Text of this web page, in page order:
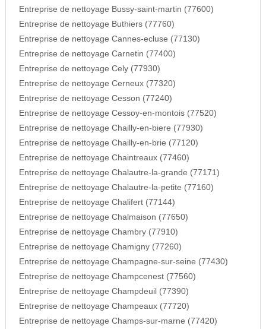
Entreprise de nettoyage Bussy-saint-martin (77600)
Entreprise de nettoyage Buthiers (77760)
Entreprise de nettoyage Cannes-ecluse (77130)
Entreprise de nettoyage Carnetin (77400)
Entreprise de nettoyage Cely (77930)
Entreprise de nettoyage Cerneux (77320)
Entreprise de nettoyage Cesson (77240)
Entreprise de nettoyage Cessoy-en-montois (77520)
Entreprise de nettoyage Chailly-en-biere (77930)
Entreprise de nettoyage Chailly-en-brie (77120)
Entreprise de nettoyage Chaintreaux (77460)
Entreprise de nettoyage Chalautre-la-grande (77171)
Entreprise de nettoyage Chalautre-la-petite (77160)
Entreprise de nettoyage Chalifert (77144)
Entreprise de nettoyage Chalmaison (77650)
Entreprise de nettoyage Chambry (77910)
Entreprise de nettoyage Chamigny (77260)
Entreprise de nettoyage Champagne-sur-seine (77430)
Entreprise de nettoyage Champcenest (77560)
Entreprise de nettoyage Champdeuil (77390)
Entreprise de nettoyage Champeaux (77720)
Entreprise de nettoyage Champs-sur-marne (77420)